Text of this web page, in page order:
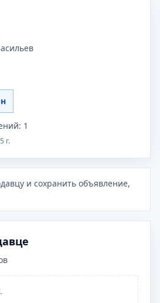
1
г.
и сохранить объявление,